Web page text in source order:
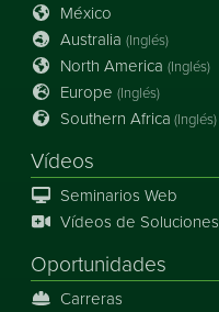
México
Australia (Inglés)
North America (Inglés)
Europe (Inglés)
Southern Africa (Inglés)
Vídeos
Seminarios Web
Vídeos de Soluciones
Oportunidades
Carreras